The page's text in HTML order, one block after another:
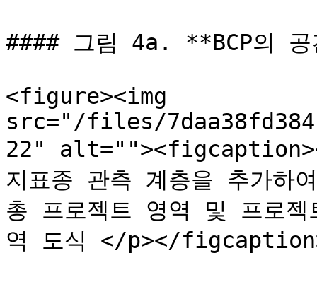
#### 그림 4a. **BCP의
<figure><img
src="/files/
22"
지표종 관측 계층을 추가
총 프로젝트 영역 및 프로
역 도식 </p></